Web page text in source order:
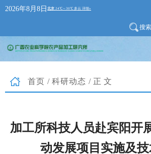
2026年8月8日
搜索
首页 / 科研动态 /正文
加工所科技人员赴宾阳开
动发展项目实施及